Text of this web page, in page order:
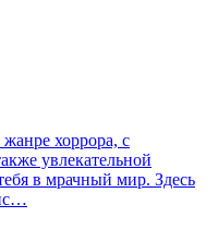
жанре хоррора, с
увлекательной
в мрачный мир. Здесь